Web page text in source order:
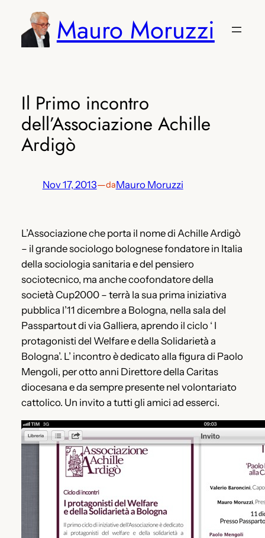
contenuto
Mauro Moruzzi
Il Primo incontro
dell’Associazione Achille
Ardigò
Nov 17, 2013—daMauro Moruzzi
L’Associazione che porta il nome di Achille Ardigò
– il grande sociologo bolognese fondatore in Italia
della sociologia sanitaria e del pensiero
sociotecnico, ma anche coofondatore della
società Cup2000 – terrà la sua prima iniziativa
pubblica l’11 dicembre a Bologna, nella sala del
Passpartout di via Galliera, aprendo il ciclo ‘ I
protagonisti del Welfare e della Solidarietà a
Bologna’. L’ incontro è dedicato alla figura di Paolo
Mengoli, per otto anni Direttore della Caritas
diocesana e da sempre presente nel volontariato
cattolico. Un invito a tutti gli amici ad esserci.